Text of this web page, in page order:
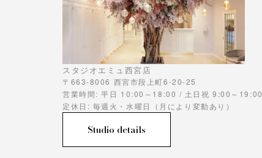
スタジオエミュ西宮店
〒663-8006 西宮市段上町6-20-25
営業時間: 平日 10:00～18:00 / 土日祝 9:00～19:00
定休日: 毎週火・水曜日（月により変動あり）
Studio details